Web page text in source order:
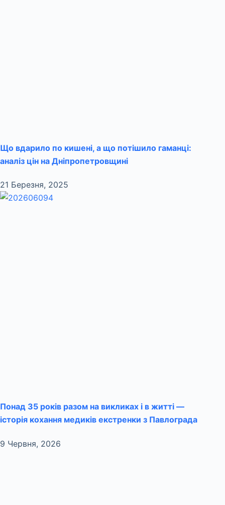
Що вдарило по кишені, а що потішило гаманці:
аналіз цін на Дніпропетровщині
21 Березня, 2025
Понад 35 років разом на викликах і в житті —
історія кохання медиків екстренки з Павлограда
9 Червня, 2026